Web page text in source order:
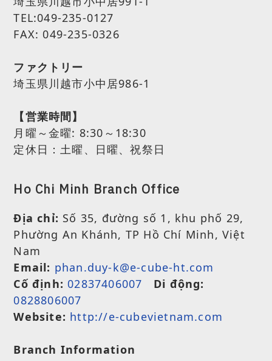
TEL:049-235-0127
FAX: 049-235-0326
ファクトリー
埼玉県川越市小中居986-1
【営業時間】
月曜～金曜: 8:30～18:30
定休日：土曜、日曜、祝祭日
Ho Chi Minh Branch Office
Địa chỉ: Số 35, đường số 1, khu phố 29,
Phường An Khánh, TP Hồ Chí Minh, Việt
Nam
Email: phan.duy-k@e-cube-ht.com
Cố định: 02837406007
Di động:
0828806007
Website: http://e-cubevietnam.com
Branch Information